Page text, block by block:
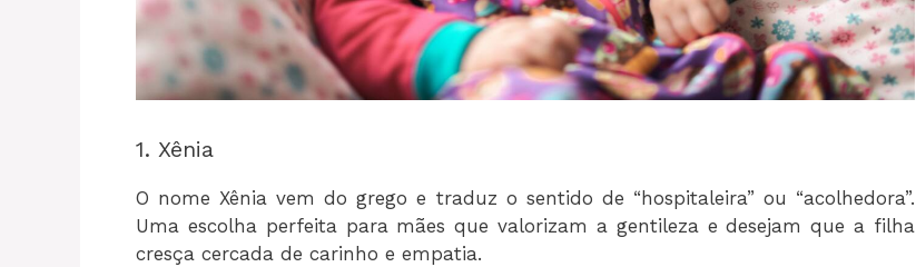
1. Xênia
O nome Xênia vem do grego e traduz o sentido de “hospitaleira” ou “acolhedora”.
Uma escolha perfeita para mães que valorizam a gentileza e desejam que a filha
cresça cercada de carinho e empatia.